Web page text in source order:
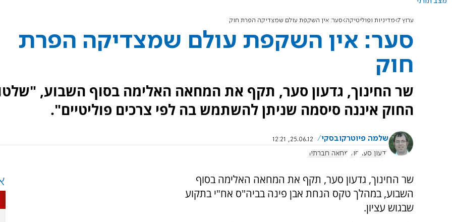
ערוץ 7 מדיניות ופוליטיקה סער: אין השקפת עולם שמצדיקה הפרת חוק
סער: אין השקפת עולם שמצדיקה הפרת
חוק
שר החינוך, גדעון סער, תקף את המחאה האלימה בסוף השבוע,
החוק איננה סיסמה שניתן להשתמש בה לפי צרכים פוליטיים".
שלמה פיוטרקובסקי
25.06.12, 12:21
גדעון סער חוק מחאה חברתית
שר החינוך, גדעון סער, תקף את המחאה האלימה בסוף
השבוע, במהלך טקס הנחת אבן פינה בביה"ס אח"י בתקוע
שבגוש עציון.